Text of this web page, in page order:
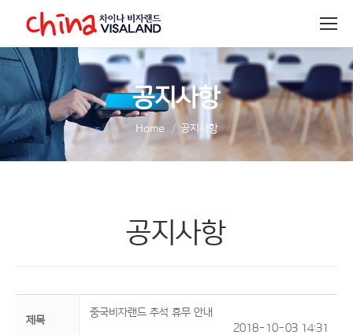
공지사항
You are here:
Home 공지사항
공지사항
제목
중국비자랜드 추석 휴무 안내
2018-10-03 14:31